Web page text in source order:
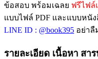
ข้อสอบ พร้อมเฉลย ฟรีไฟล์
แบบไฟล์ PDF และแบบหนัง
LINE ID : @book395 อย่าลื
รายละเอียด เนื้อหา ส